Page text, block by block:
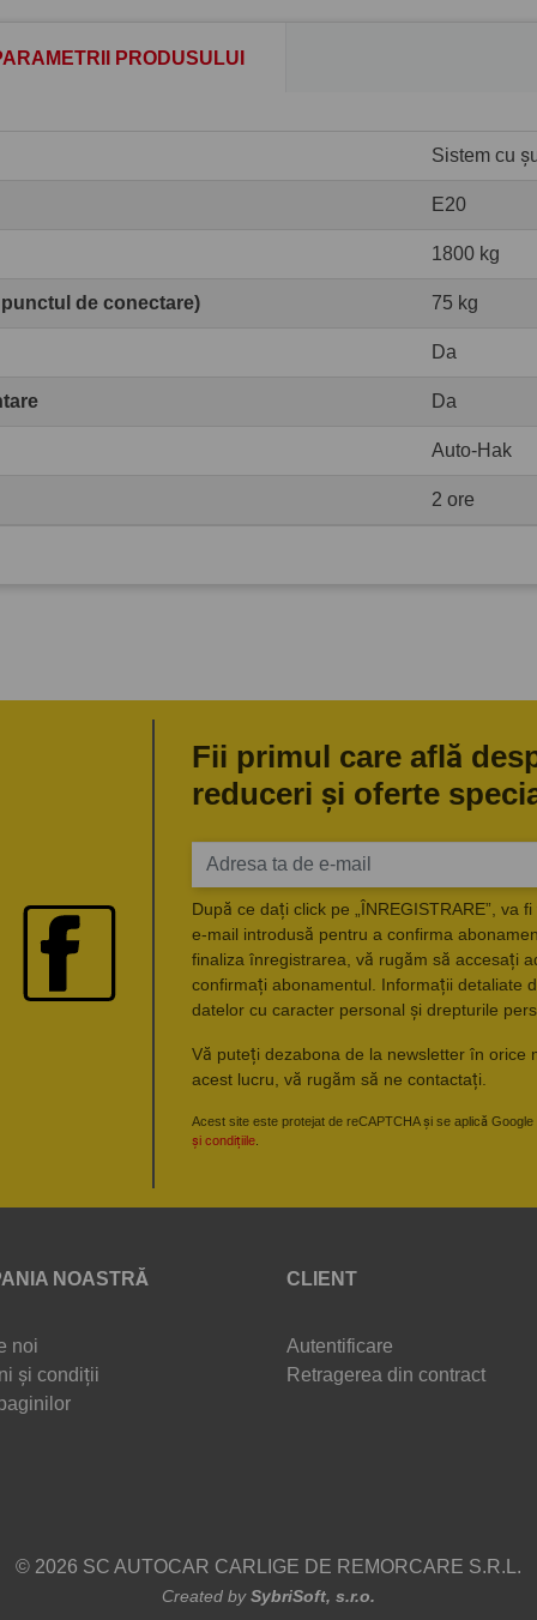
PRODUSULUI
Sistem cu
E20
1800 kg
de conectare) 75 kg
Da
Da
Auto-Hak
2 ore
Fii primul care află
reduceri și oferte
După ce dați click pe „ÎNREGISTRARE”, va
e-mail introdusă pentru a confirma
finaliza înregistrarea, vă rugăm să accesați
confirmați abonamentul. Informații detaliate
datelor cu caracter personal și drepturile
Vă puteți dezabona de la newsletter în orice
acest lucru, vă rugăm să ne contactați.
Acest site este protejat de reCAPTCHA și se aplică Google
și condițiile
NOASTRĂ
noi
și condiții
CLIENT
Autentificare
Retragerea din contract
© 2026 SC AUTOCAR CARLIGE DE REMORCARE S.R.L.
Created bySybriSoft, s.r.o.